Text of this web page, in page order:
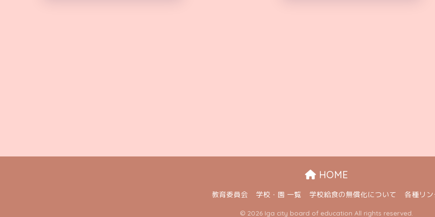
HOME
教育委員会 学校・園 一覧 学校給食の無償化について 各種リ
© 2026 Iga city board of education All rights reserved.